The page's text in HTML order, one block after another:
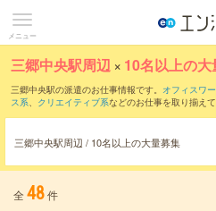
メニュー
三郷中央駅周辺 × 10名以上の
三郷中央駅の派遣のお仕事情報です。 オフィスワ
ス系、 クリエイティブ系などのお仕事を取り揃え
三郷中央駅周辺 / 10名以上の大量募集
全 48件